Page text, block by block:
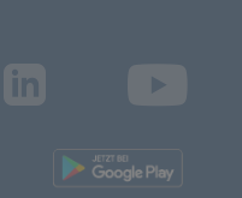
LinkedIn